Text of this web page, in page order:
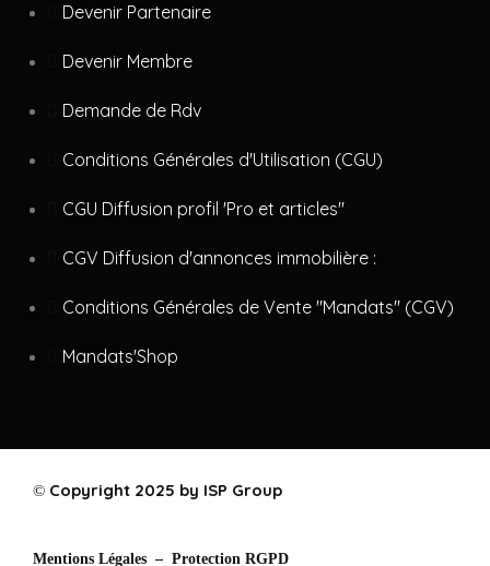
Devenir Partenaire
Devenir Membre
Demande de Rdv
Conditions Générales d'Utilisation (CGU)
CGU Diffusion profil 'Pro et articles"
CGV Diffusion d'annonces immobilière :
Conditions Générales de Vente "Mandats" (CGV)
Mandats'Shop
© Copyright 2025 by ISP Group
Mentions Légales – Protection RGPD